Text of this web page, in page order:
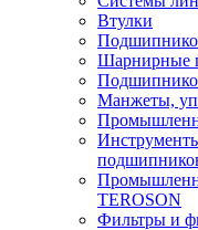
Втулки
Шарнирные
Манжеты,
TEROSON
Фильтры и